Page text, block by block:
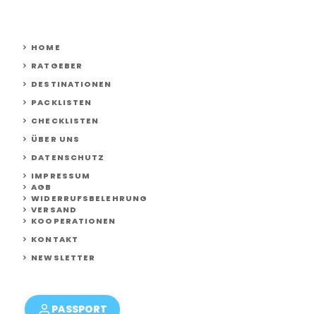
HOME
RATGEBER
DESTINATIONEN
PACKLISTEN
CHECKLISTEN
ÜBER UNS
DATENSCHUTZ
IMPRESSUM
AGB
WIDERRUFSBELEHRUNG
VERSAND
KOOPERATIONEN
KONTAKT
NEWSLETTER
PASSPORT